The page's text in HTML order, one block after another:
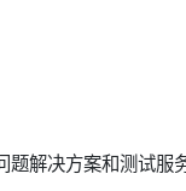
解决方案和测试服